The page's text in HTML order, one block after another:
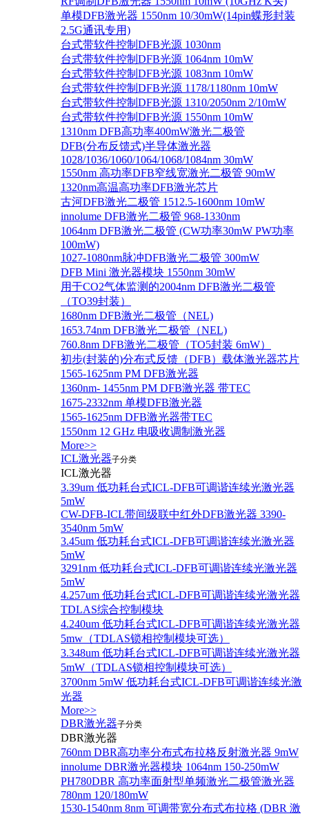
单模DFB激光器 1550nm 10/30mW(14pin蝶形封装
2.5G通讯专用)
台式带软件控制DFB光源 1030nm
台式带软件控制DFB光源 1064nm 10mW
台式带软件控制DFB光源 1083nm 10mW
台式带软件控制DFB光源 1178/1180nm 10mW
台式带软件控制DFB光源 1310/2050nm 2/10mW
台式带软件控制DFB光源 1550nm 10mW
1310nm DFB高功率400mW激光二极管
DFB(分布反馈式)半导体激光器
1028/1036/1060/1064/1068/1084nm 30mW
1550nm 高功率DFB窄线宽激光二极管 90mW
1320nm高温高功率DFB激光芯片
古河DFB激光二极管 1512.5-1600nm 10mW
innolume DFB激光二极管 968-1330nm
1064nm DFB激光二极管 (CW功率30mW PW功率
100mW)
1027-1080nm脉冲DFB激光二极管 300mW
DFB Mini 激光器模块 1550nm 30mW
用于CO2气体监测的2004nm DFB激光二极管
（TO39封装）
1680nm DFB激光二极管（NEL)
1653.74nm DFB激光二极管（NEL)
760.8nm DFB激光二极管（TO5封装 6mW）
初步(封装的)分布式反馈（DFB）载体激光器芯片
1565-1625nm PM DFB激光器
1360nm- 1455nm PM DFB激光器 带TEC
1675-2332nm 单模DFB激光器
1565-1625nm DFB激光器带TEC
1550nm 12 GHz 电吸收调制激光器
More>>
ICL激光器子分类
ICL激光器
3.39um 低功耗台式ICL-DFB可调谐连续光激光器
5mW
CW-DFB-ICL带间级联中红外DFB激光器 3390-
3540nm 5mW
3.45um 低功耗台式ICL-DFB可调谐连续光激光器
5mW
3291nm 低功耗台式ICL-DFB可调谐连续光激光器
5mW
4.257um 低功耗台式ICL-DFB可调谐连续光激光器
TDLAS综合控制模块
4.240um 低功耗台式ICL-DFB可调谐连续光激光器
5mw（TDLAS锁相控制模块可选）
3.348um 低功耗台式ICL-DFB可调谐连续光激光器
5mW（TDLAS锁相控制模块可选）
3700nm 5mW 低功耗台式ICL-DFB可调谐连续光激
光器
More>>
DBR激光器子分类
DBR激光器
760nm DBR高功率分布式布拉格反射激光器 9mW
innolume DBR激光器模块 1064nm 150-250mW
PH780DBR 高功率面射型单频激光二极管激光器
780nm 120/180mW
1530-1540nm 8nm 可调带宽分布式布拉格 (DBR 激